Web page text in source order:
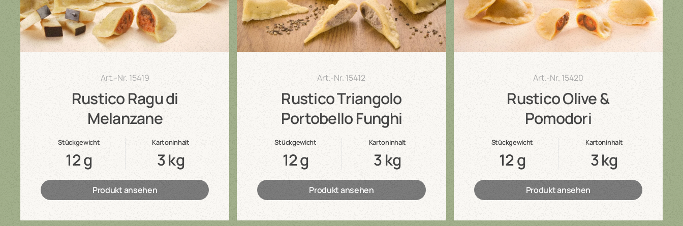
Art.-Nr. 15419
Rustico Ragu di
Melanzane
Stückgewicht
12 g
Kartoninhalt
3 kg
Produkt ansehen
Art.-Nr. 15412
Rustico Triangolo
Portobello Funghi
Stückgewicht
12 g
Kartoninhalt
3 kg
Produkt ansehen
Art.-Nr. 15420
Rustico Olive &
Pomodori
Stückgewicht
12 g
Kartoninhalt
3 kg
Produkt ansehen